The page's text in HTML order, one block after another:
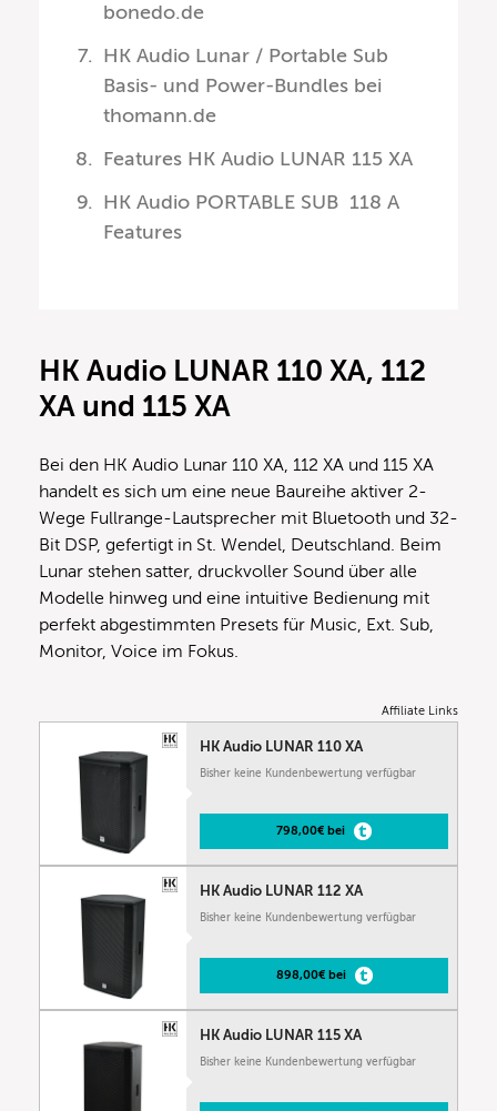
bonedo.de
HK Audio Lunar / Portable Sub
Basis- und Power-Bundles bei
thomann.de
Features HK Audio LUNAR 115 XA
HK Audio PORTABLE SUB 118 A
Features
HK Audio LUNAR 110 XA, 112
XA und 115 XA
Bei den HK Audio Lunar 110 XA, 112 XA und 115 XA
handelt es sich um eine neue Baureihe aktiver 2-
Wege Fullrange-Lautsprecher mit Bluetooth und 32-
Bit DSP, gefertigt in St. Wendel, Deutschland. Beim
Lunar stehen satter, druckvoller Sound über alle
Modelle hinweg und eine intuitive Bedienung mit
perfekt abgestimmten Presets für Music, Ext. Sub,
Monitor, Voice im Fokus.
Affiliate Links
HK Audio LUNAR 110 XA
Bisher keine Kundenbewertung verfügbar
798,00€ bei
HK Audio LUNAR 112 XA
Bisher keine Kundenbewertung verfügbar
898,00€ bei
HK Audio LUNAR 115 XA
Bisher keine Kundenbewertung verfügbar